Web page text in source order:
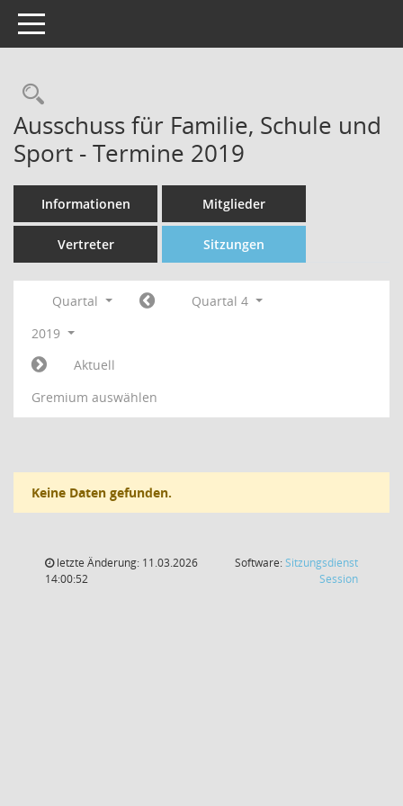
Toggle navigation
Rechercheauswahl
Ausschuss für Familie, Schule und
Sport - Termine 2019
Informationen Mitglieder
Vertreter Sitzungen
Quartal
Quartal 4
2019
Aktuell
Gremium auswählen
Keine Daten gefunden.
letzte Änderung: 11.03.2026
14:00:52
Software:Sitzungsdienst
Session(Wird in